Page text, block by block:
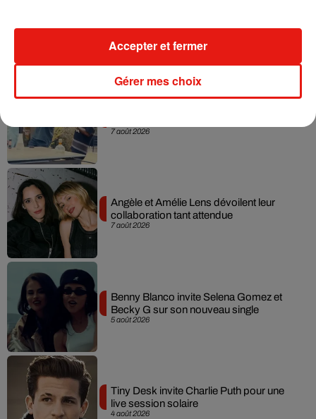
Sensation » avec Kylie Minogue
7 août 2026
7 août 2026
Angèle et Amélie Lens dévoilent leur
collaboration tant attendue
5 août 2026
Benny Blanco invite Selena Gomez et
Becky G sur son nouveau single
4 août 2026
Tiny Desk invite Charlie Puth pour une
live session solaire
Gérer mes choix
Accepter et fermer